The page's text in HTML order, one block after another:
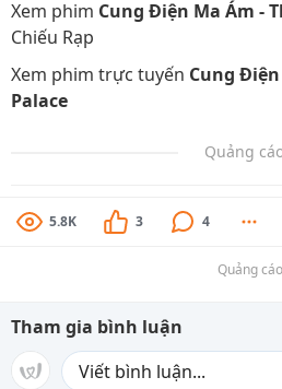
Xem phim Cung Điện Ma Ám -
Chiếu Rạp
Xem phim trực tuyến Cung
Palace
Quảng
5.8K 3 4
Quảng cáo
Tham gia bình luận